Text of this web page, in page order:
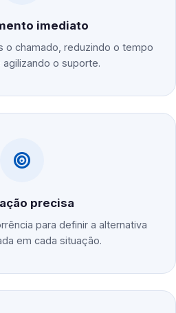
imediato
o chamado, reduzindo o tempo
o suporte.
precisa
para definir a alternativa
em cada situação.